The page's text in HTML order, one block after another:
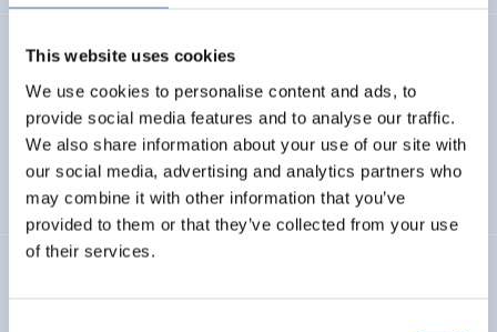
This website uses cookies
We use cookies to personalise content and ads, to
provide social media features and to analyse our traffic.
We also share information about your use of our site with
our social media, advertising and analytics partners who
may combine it with other information that you’ve
provided to them or that they’ve collected from your use
of their services.
REINFORCE
REsearch INfrastructures FOR Citizens in Europe
WISSENSCHAFTS-, TECHNOLOGIE- UND INNOVATIONSPOLITIK